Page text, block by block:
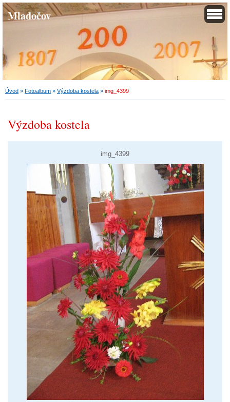
Mladočov
Úvod » Fotoalbum » Výzdoba kostela » img_4399
Výzdoba kostela
img_4399